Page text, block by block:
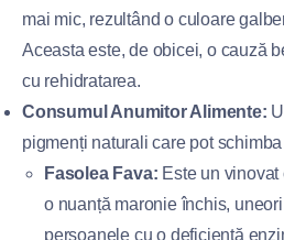
mai mic, rezultând o culoare
Aceasta este, de obicei, o cauză
cu rehidratarea.
Consumul Anumitor Alimente:
pigmenți naturali care pot
Fasolea Fava: Este un
o nuanță maronie închis,
persoanele cu o deficiență